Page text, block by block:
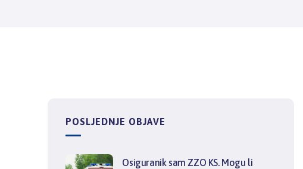
POSLJEDNJE OBJAVE
Osiguranik sam ZZO KS. Mogu li